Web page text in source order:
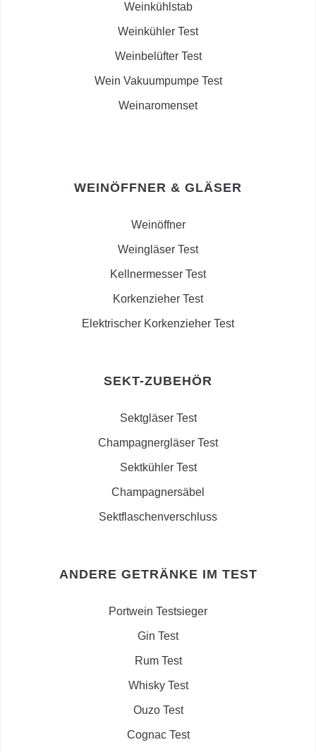
Weinkühlstab
Weinkühler Test
Weinbelüfter Test
Wein Vakuumpumpe Test
Weinaromenset
WEINÖFFNER & GLÄSER
Weinöffner
Weingläser Test
Kellnermesser Test
Korkenzieher Test
Elektrischer Korkenzieher Test
SEKT-ZUBEHÖR
Sektgläser Test
Champagnergläser Test
Sektkühler Test
Champagnersäbel
Sektflaschenverschluss
ANDERE GETRÄNKE IM TEST
Portwein Testsieger
Gin Test
Rum Test
Whisky Test
Ouzo Test
Cognac Test